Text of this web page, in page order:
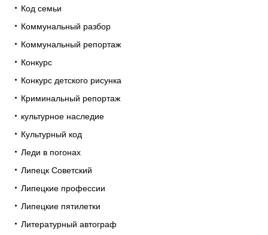
Код семьи
Коммунальный разбор
Коммунальный репортаж
Конкурс
Конкурс детского рисунка
Криминальный репортаж
культурное наследие
Культурный код
Леди в погонах
Липецк Советский
Липецкие профессии
Липецкие пятилетки
Литературный автограф